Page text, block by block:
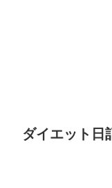
ダイエット日